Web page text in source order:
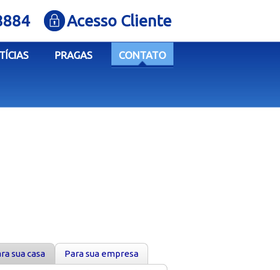
Acesso Cliente
PRAGAS CONTATO
sua casa Para sua empresa